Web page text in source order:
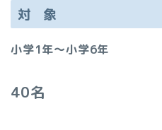
対 象
小学1年～小学6年
40名